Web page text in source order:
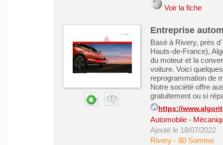
Voir la fiche
Entreprise
Basé à Rivery, près
Hauts-de-France),
du moteur et la
voiture. Voici
reprogrammation de
Notre société offre
gratuitement ou si
https://
Automobile -
Ajouté le 18/07/2022
Rivery- 80 Somme